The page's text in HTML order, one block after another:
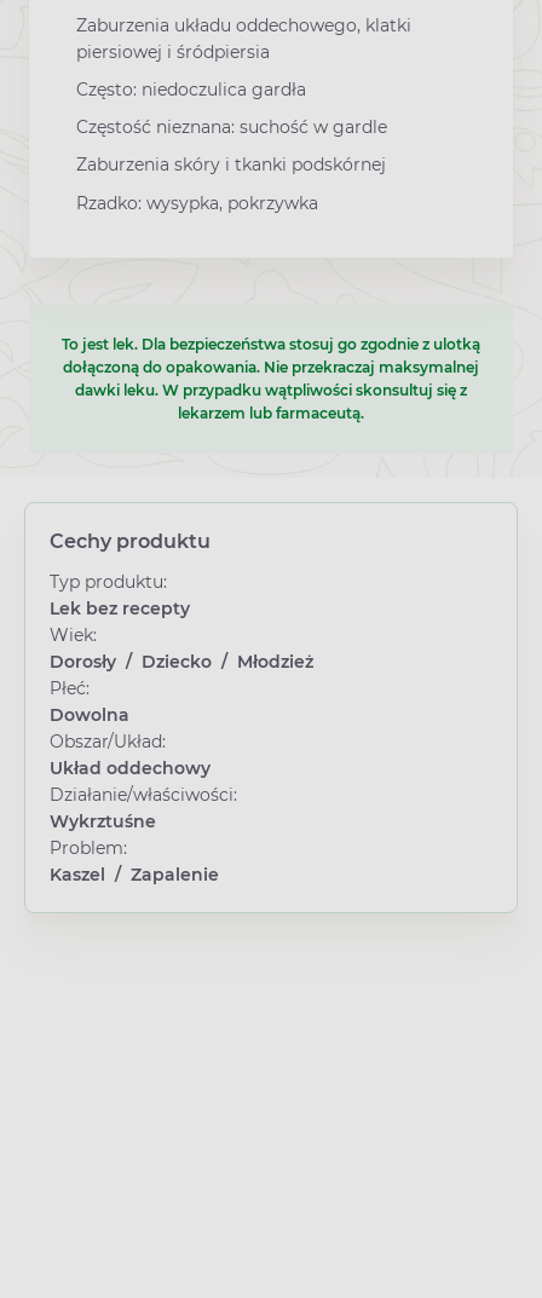
Zaburzenia układu oddechowego, klatki
piersiowej i śródpiersia
Często: niedoczulica gardła
Częstość nieznana: suchość w gardle
Zaburzenia skóry i tkanki podskórnej
Rzadko: wysypka, pokrzywka
To jest lek. Dla bezpieczeństwa stosuj go zgodnie z ulotką
dołączoną do opakowania. Nie przekraczaj maksymalnej
dawki leku. W przypadku wątpliwości skonsultuj się z
lekarzem lub farmaceutą.
Cechy produktu
Typ produktu:
Lek bez recepty
Wiek:
Dorosły / Dziecko / Młodzież
Płeć:
Dowolna
Obszar/Układ:
Układ oddechowy
Działanie/właściwości:
Wykrztuśne
Problem:
Kaszel / Zapalenie